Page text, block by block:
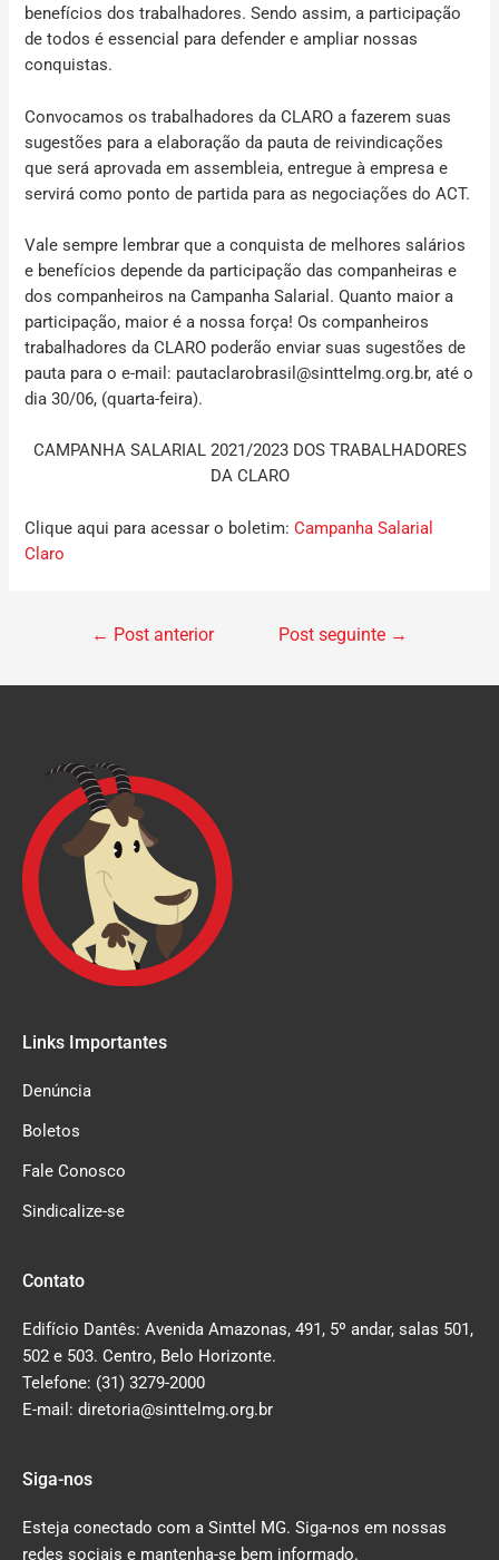
benefícios dos trabalhadores. Sendo assim, a participação
de todos é essencial para defender e ampliar nossas
conquistas.
Convocamos os trabalhadores da CLARO a fazerem suas
sugestões para a elaboração da pauta de reivindicações
que será aprovada em assembleia, entregue à empresa e
servirá como ponto de partida para as negociações do ACT.
Vale sempre lembrar que a conquista de melhores salários
e benefícios depende da participação das companheiras e
dos companheiros na Campanha Salarial. Quanto maior a
participação, maior é a nossa força!Os companheiros
trabalhadores da CLARO poderão enviar suas sugestões de
pauta para o e-mail: pautaclarobrasil@sinttelmg.org.br, até o
dia 30/06, (quarta-feira).
CAMPANHA SALARIAL 2021/2023 DOS TRABALHADORES
DA CLARO
Clique aqui para acessar o boletim:Campanha Salarial
Claro
← Post anterior Post seguinte →
Links Importantes
Denúncia
Boletos
Fale Conosco
Sindicalize-se
Contato
Edifício Dantês: Avenida Amazonas, 491, 5º andar, salas 501,
502 e 503. Centro, Belo Horizonte.
Telefone: (31) 3279-2000
E-mail: diretoria@sinttelmg.org.br
Siga-nos
Esteja conectado com a Sinttel MG. Siga-nos em nossas
redes sociais e mantenha-se bem informado.